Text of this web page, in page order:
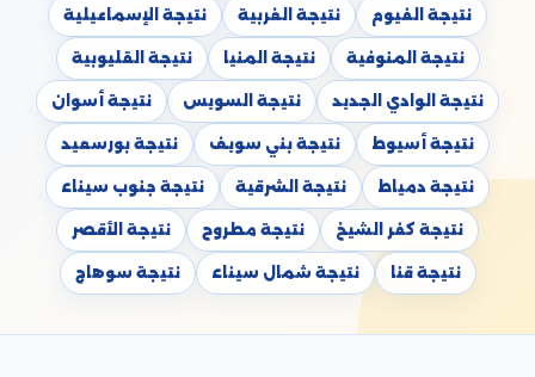
نتيجة الفيوم نتيجة الغربية نتيجة الإسماعيلية
نتيجة المنوفية نتيجة المنيا نتيجة القليوبية
نتيجة الوادي الجديد نتيجة السويس نتيجة أسوان
نتيجة أسيوط نتيجة بني سويف نتيجة بورسعيد
نتيجة دمياط نتيجة الشرقية نتيجة جنوب سيناء
نتيجة كفر الشيخ نتيجة مطروح نتيجة الأقصر
نتيجة قنا نتيجة شمال سيناء نتيجة سوهاج